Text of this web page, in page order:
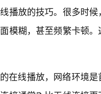
播放的技巧。很多时
模糊，甚至频繁卡顿
在线播放，网络环境